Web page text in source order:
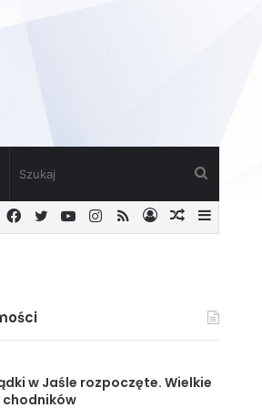
Losowy
artykuł
Losowy
Zaloguj
RSS
Instagram
YouTube
Twitter
Facebook
w Jaśle rozpoczęte. Wielkie